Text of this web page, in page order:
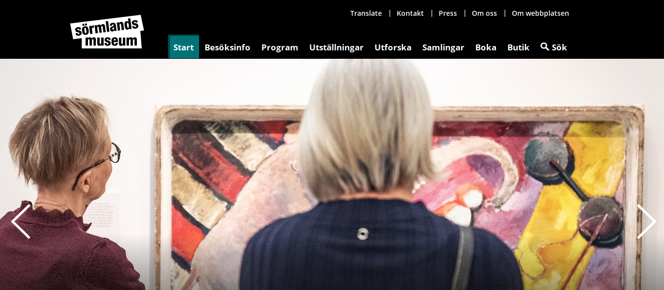
Translate Kontakt Press Om oss Om webbplatsen
Start Besöksinfo Program Utställningar Utforska Samlingar Boka Butik Sök